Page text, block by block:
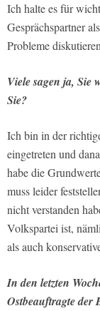
Ich halte es für
Gesprächspartner
Probleme
Viele sagen ja, Sie
Sie?
Ich bin in der
eingetreten und
habe die
muss leider
nicht verstanden
Volkspartei ist,
als auch
In den letzten
Ostbeauftragte der